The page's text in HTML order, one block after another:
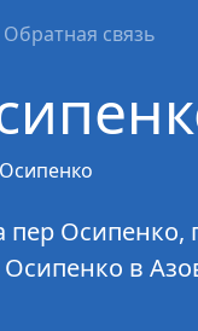
Обратная связь
Осипенко,
в